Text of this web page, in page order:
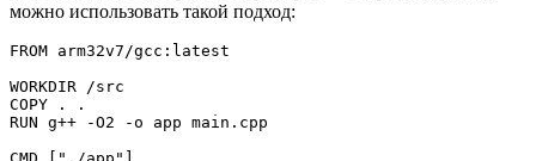
можно использовать такой подход:
FROM arm32v7/gcc:latest
WORKDIR /src
COPY . .
RUN g++ -O2 -o app main.cpp